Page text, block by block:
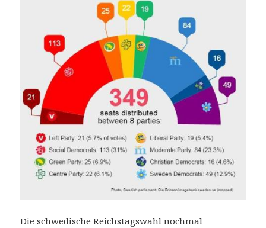
Die schwedische Reichstagswahl nochmal